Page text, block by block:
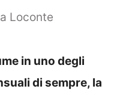
Loconte
in uno degli
di sempre, la